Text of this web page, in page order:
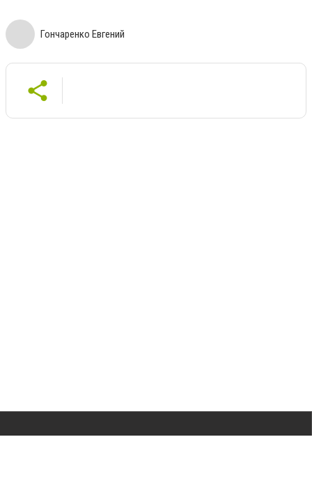
Гончаренко Евгений